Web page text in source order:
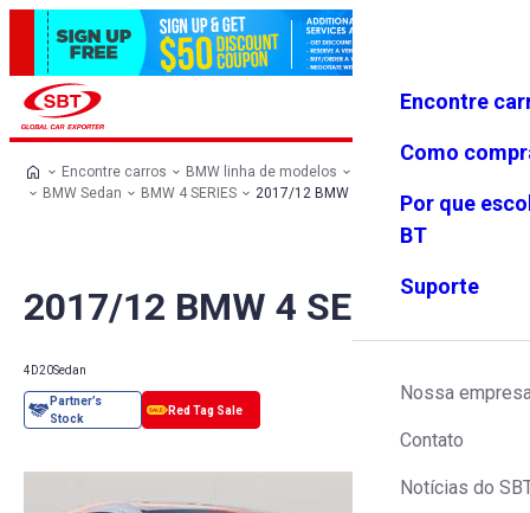
Favoritos Menu
Encontre
Como
Por que
BT
Suporte
Nossa
Contato
Notícias do
Encontre carros BMW linha de modelos
BMW Sedan
BMW 4 SERIES 2017/12 BMW 4 SERIES
2017/12 BMW 4 SERIES
4D20Sedan